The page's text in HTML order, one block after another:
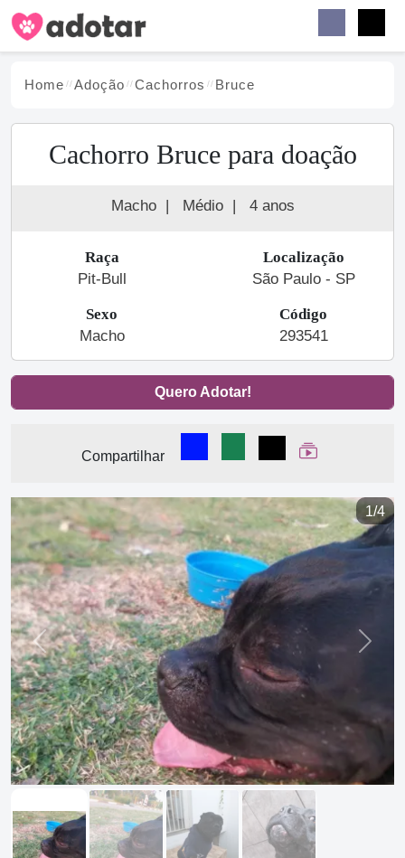
Home Adoção Cachorros Bruce
Cachorro Bruce para doação
Macho | Médio | 4 anos
Raça
Pit-Bull
Localização
São Paulo - SP
Sexo
Macho
Código
293541
Quero Adotar!
Compartilhar
Compartilhar no Facebook
Compartilhar no
Compartilhar
Ver Web Story
1/4
Previous Next